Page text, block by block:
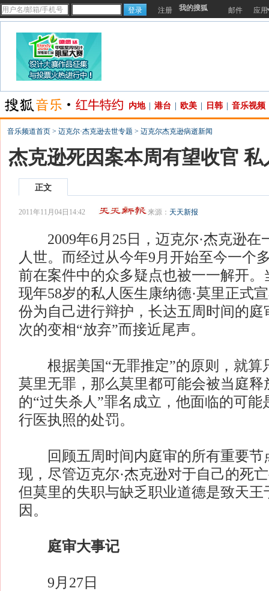
注册 我的搜狐 邮件 应用
内地 港台 欧美 日韩 音乐视频
音乐频道首页 > 迈克尔·杰克逊去世专题 > 迈克尔杰克逊病逝新闻
杰克逊死因案本周有望收官
正文
2011年11月04日14:42 来源： 天天新报
2009年6月25日，迈克尔·杰克逊在
人世。而经过从今年9月开始至今一个
前在案件中的众多疑点也被一一解开。
现年58岁的私人医生康纳德·莫里正式
份为自己进行辩护，长达五周时间的庭
次的变相“放弃”而接近尾声。
根据美国“无罪推定”的原则，就算
莫里无罪，那么莫里都可能会被当庭释
的“过失杀人”罪名成立，他面临的可能
行医执照的处罚。
回顾五周时间内庭审的所有重要节
现，尽管迈克尔·杰克逊对于自己的死
但莫里的失职与缺乏职业道德是致天王
因。
庭审大事记
9月27日